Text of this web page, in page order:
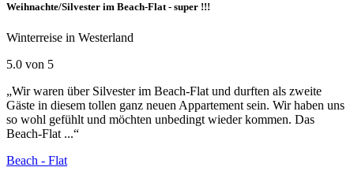
Weihnachte/Silvester im Beach-Flat - super !!!
Winterreise in Westerland
5.0 von 5
„Wir waren über Silvester im Beach-Flat und durften als zweite
Gäste in diesem tollen ganz neuen Appartement sein. Wir haben uns
so wohl gefühlt und möchten unbedingt wieder kommen. Das
Beach-Flat ...“
Beach - Flat